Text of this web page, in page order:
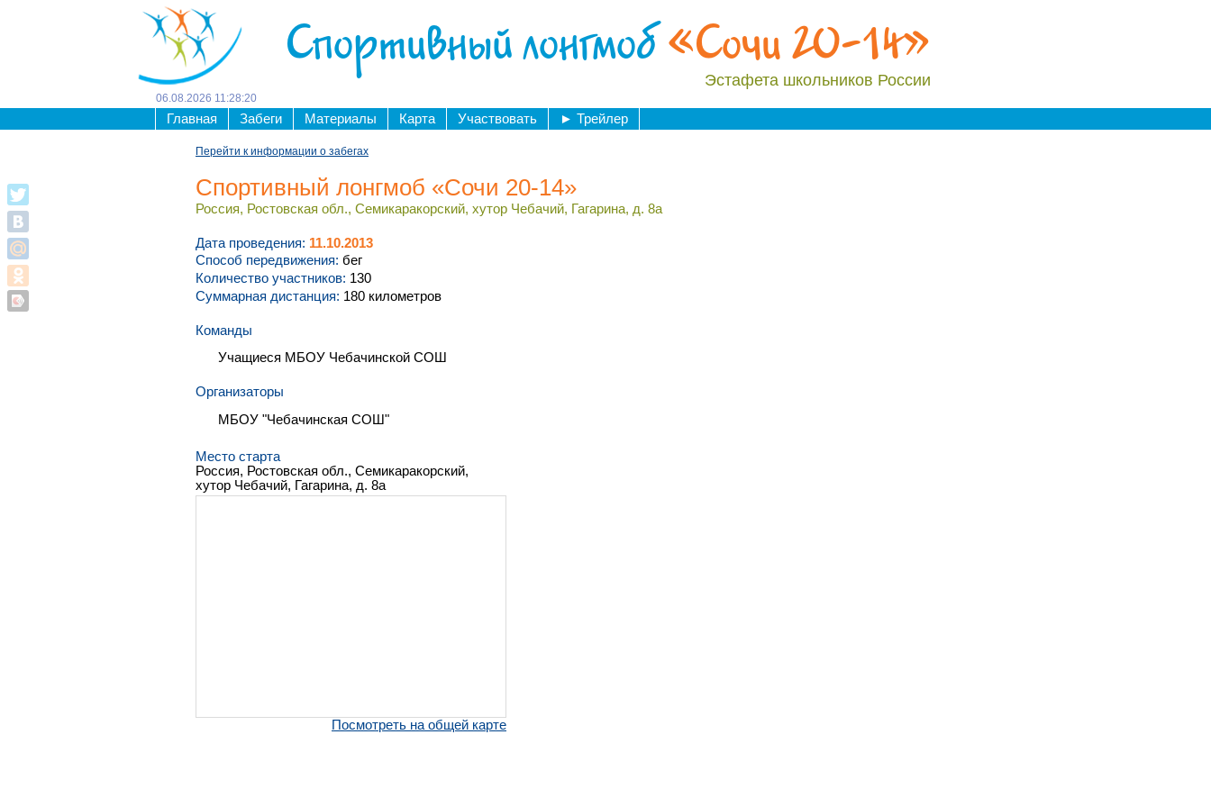
Спортивный лонгмоб«Сочи 20-14»
Эстафета школьников России
06 08 2026 11 :28:20
Главная Забеги Материалы Карта Участвовать ► Трейлер
Перейти к информации о забегах
Спортивный лонгмоб «Сочи 20-14»
Россия, Ростовская обл., Семикаракорский, хутор Чебачий, Гагарина, д. 8а
Дата проведения: 11.10.2013
Способ передвижения: бег
Количество участников: 130
Суммарная дистанция: 180 километров
Команды
Учащиеся МБОУ Чебачинской СОШ
Организаторы
МБОУ "Чебачинская СОШ"
Место старта
Россия, Ростовская обл., Семикаракорский,
хутор Чебачий, Гагарина, д. 8а
Посмотреть на общей карте